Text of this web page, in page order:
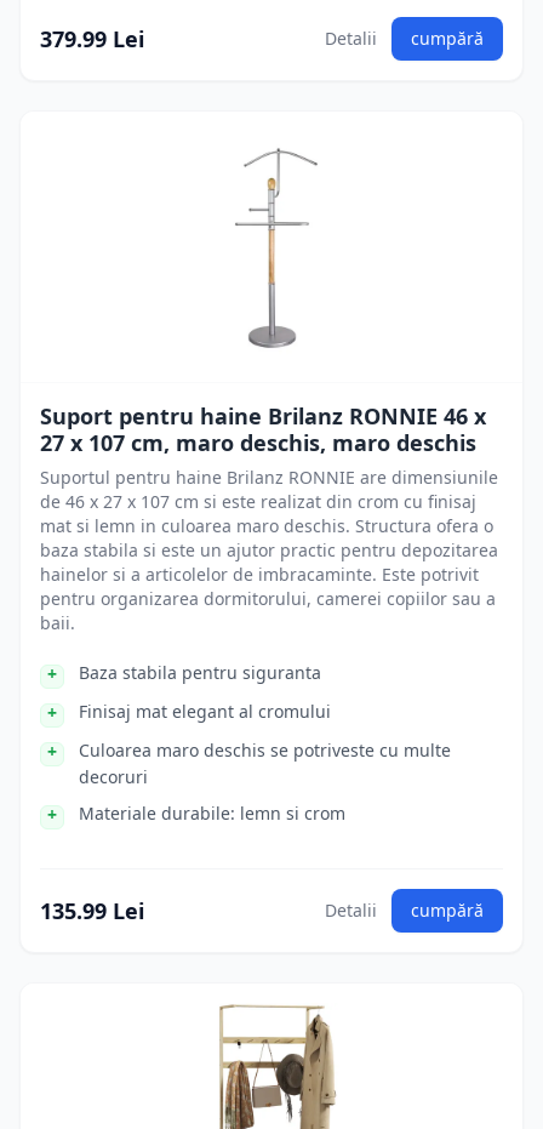
379.99 Lei Detalii cumpără
Suport pentru haine Brilanz RONNIE 46 x
27 x 107 cm, maro deschis, maro deschis
Suportul pentru haine Brilanz RONNIE are dimensiunile
de 46 x 27 x 107 cm si este realizat din crom cu finisaj
mat si lemn in culoarea maro deschis. Structura ofera o
baza stabila si este un ajutor practic pentru depozitarea
hainelor si a articolelor de imbracaminte. Este potrivit
pentru organizarea dormitorului, camerei copiilor sau a
baii.
Baza stabila pentru siguranta
Finisaj mat elegant al cromului
Culoarea maro deschis se potriveste cu multe
decoruri
Materiale durabile: lemn si crom
135.99 Lei Detalii cumpără